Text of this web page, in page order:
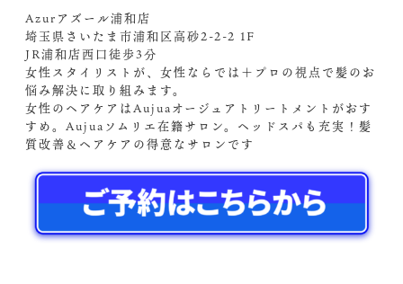
Azurアズール浦和店
埼玉県さいたま市浦和区高砂2-2-2 1F
JR浦和店西口徒歩3分
女性スタイリストが、女性ならでは＋プロの視点で髪のお
悩み解決に取り組みます。
女性のヘアケアはAujuaオージュアトリートメントがおす
すめ。Aujuaソムリエ在籍サロン。ヘッドスパも充実！髪
質改善＆ヘアケアの得意なサロンです